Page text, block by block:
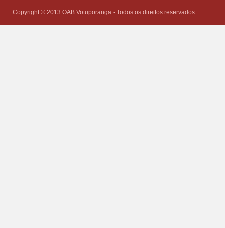
Copyright © 2013 OAB Votuporanga - Todos os direitos reservados.